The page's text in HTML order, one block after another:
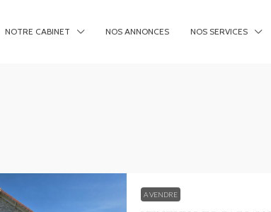
NOTRE CABINET NOS ANNONCES NOS SERVICES
A VENDRE